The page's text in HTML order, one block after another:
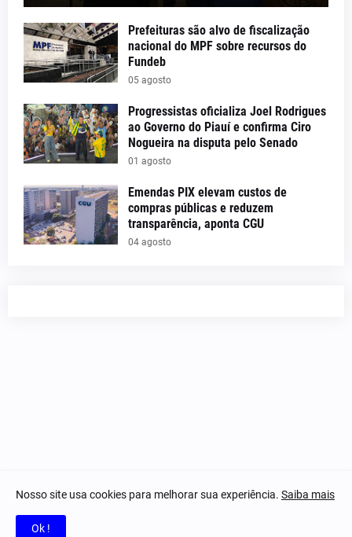
Prefeituras são alvo de fiscalização
nacional do MPF sobre recursos do
Fundeb
05 agosto
Progressistas oficializa Joel Rodrigues
ao Governo do Piauí e confirma Ciro
Nogueira na disputa pelo Senado
01 agosto
Emendas PIX elevam custos de
compras públicas e reduzem
transparência, aponta CGU
04 agosto
© 2023-2025 Notícias Piauí - Todos os direitos reservados.
Nosso site usa cookies para melhorar sua experiência. Saiba mais
Ok !